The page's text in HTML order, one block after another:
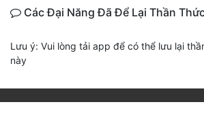
Các Đại Năng Đã Để Lại Thần
Lưu ý: Vui lòng tải app để có thể lưu lại
này